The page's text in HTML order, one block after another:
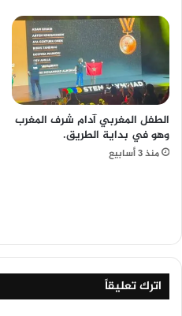
الطفل المغربي آدام شرف المغرب
وهو في بداية الطريق.
منذ 3 أسابيع
اترك تعليقاً